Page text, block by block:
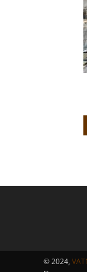
© 2024,